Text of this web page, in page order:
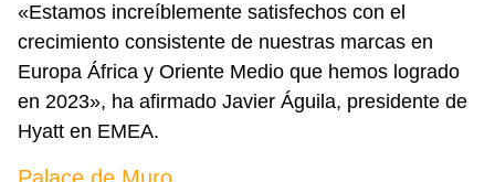
«Estamos increíblemente satisfechos con el
crecimiento consistente de nuestras marcas en
Europa África y Oriente Medio que hemos logrado
en 2023», ha afirmado Javier Águila, presidente de
Hyatt en EMEA.